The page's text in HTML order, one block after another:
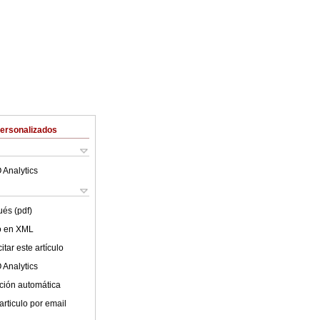
Analytics
(pdf)
en XML
este artículo
Analytics
automática
por email